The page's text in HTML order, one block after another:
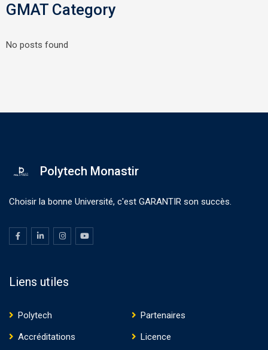
GMAT Category
No posts found
Polytech Monastir
Choisir la bonne Université, c'est GARANTIR son succès.
Liens utiles
Polytech
Partenaires
Accréditations
Licence